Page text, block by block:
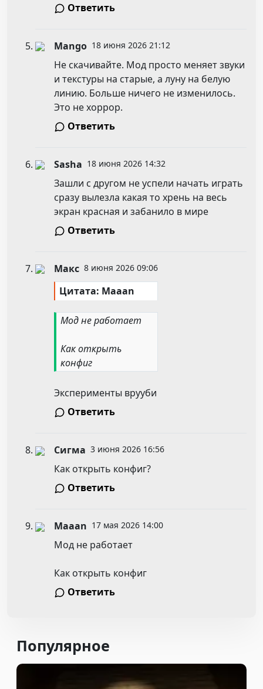
Ответить
Mango 18 июня 2026 21:12
Не скачивайте. Мод просто меняет звуки
и текстуры на старые, а луну на белую
линию. Больше ничего не изменилось.
Это не хоррор.
Ответить
Sasha 18 июня 2026 14:32
Зашли с другом не успели начать играть
сразу вылезла какая то хрень на весь
экран красная и забанило в мире
Ответить
Макс 8 июня 2026 09:06
Цитата: Maaan
Мод не работает
Как открыть
конфиг
Эксперименты врууби
Ответить
Сигма 3 июня 2026 16:56
Как открыть конфиг?
Ответить
Maaan 17 мая 2026 14:00
Мод не работает
Как открыть конфиг
Ответить
Популярное